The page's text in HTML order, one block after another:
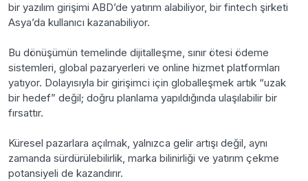
bir yazılım girişimi ABD’de yatırım alabiliyor, bir fintech şirketi
Asya’da kullanıcı kazanabiliyor.
Bu dönüşümün temelinde dijitalleşme, sınır ötesi ödeme
sistemleri, global pazaryerleri ve online hizmet platformları
yatıyor. Dolayısıyla bir girişimci için globalleşmek artık “uzak
bir hedef” değil; doğru planlama yapıldığında ulaşılabilir bir
fırsattır.
Küresel pazarlara açılmak, yalnızca gelir artışı değil, aynı
zamanda sürdürülebilirlik, marka bilinirliği ve yatırım çekme
potansiyeli de kazandırır.